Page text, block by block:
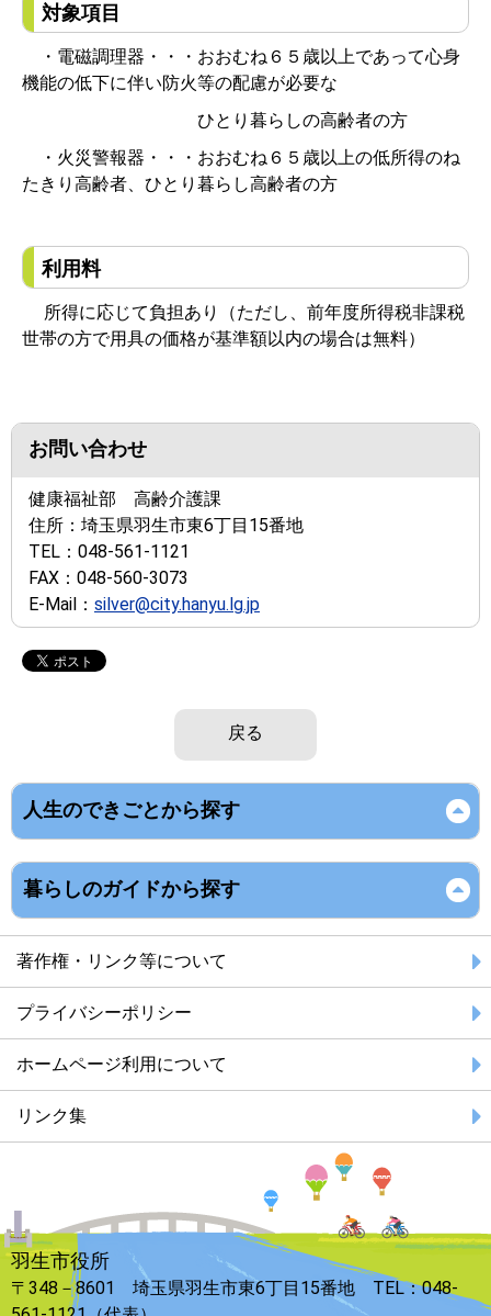
対象項目
・電磁調理器・・・おおむね６５歳以上であって心身
機能の低下に伴い防火等の配慮が必要な
ひとり暮らしの高齢者の方
・火災警報器・・・おおむね６５歳以上の低所得のね
たきり高齢者、ひとり暮らし高齢者の方
利用料
所得に応じて負担あり（ただし、前年度所得税非課税
世帯の方で用具の価格が基準額以内の場合は無料）
お問い合わせ
健康福祉部 高齢介護課
住所： 埼玉県羽生市東6丁目15番地
TEL： 048-561-1121
FAX： 048-560-3073
E-Mail： silver@city.hanyu.lg.jp
戻る
人生のできごとから探す
暮らしのガイドから探す
著作権・リンク等について
プライバシーポリシー
ホームページ利用について
リンク集
羽生市役所
〒348－8601 埼玉県羽生市東6丁目15番地 TEL：048-